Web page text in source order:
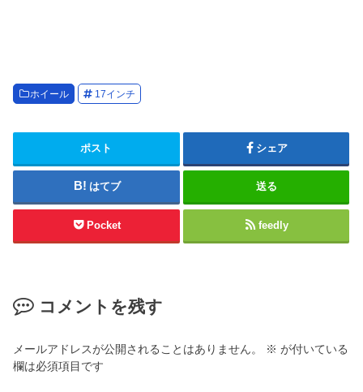
ホイール 17インチ
ポスト シェア
はてブ 送る
Pocket feedly
コメントを残す
メールアドレスが公開されることはありません。 ※ が付いている
欄は必須項目です